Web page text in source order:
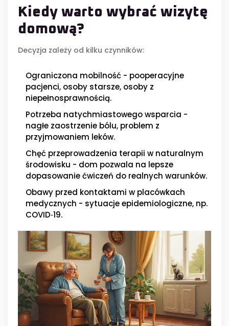
Kiedy warto wybrać wizytę
domową?
Decyzja zależy od kilku czynników:
Ograniczona mobilność - pooperacyjne
pacjenci, osoby starsze, osoby z
niepełnosprawnością.
Potrzeba natychmiastowego wsparcia -
nagłe zaostrzenie bólu, problem z
przyjmowaniem leków.
Chęć przeprowadzenia terapii w naturalnym
środowisku - dom pozwala na lepsze
dopasowanie ćwiczeń do realnych warunków.
Obawy przed kontaktami w placówkach
medycznych - sytuacje epidemiologiczne, np.
COVID‑19.